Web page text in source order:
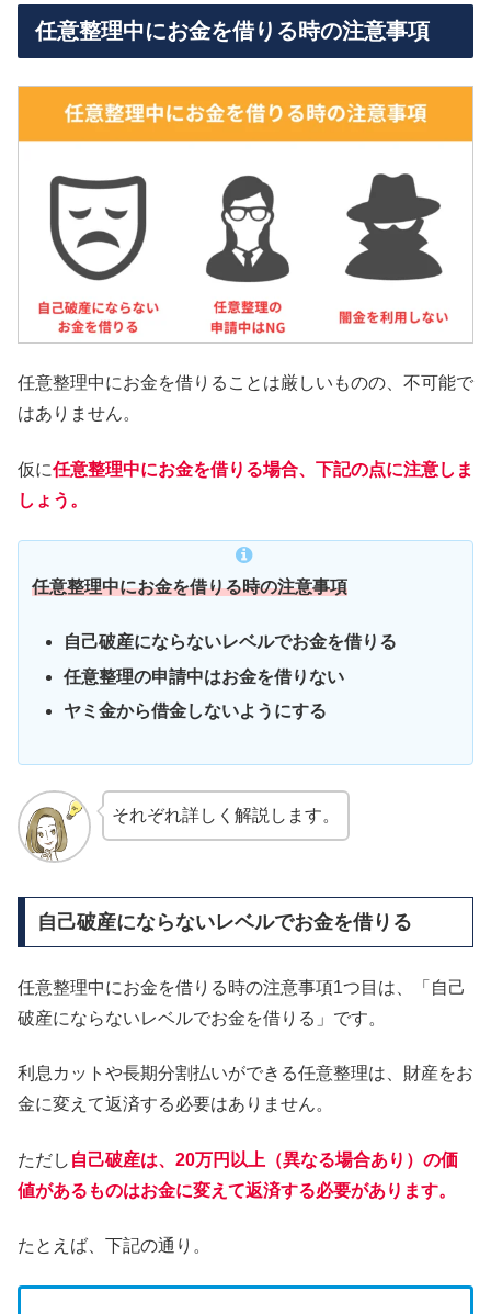
任意整理中にお金を借りる時の注意事項
任意整理中にお金を借りることは厳しいものの、不可能で
はありません。
仮に任意整理中にお金を借りる場合、下記の点に注意しま
しょう。
任意整理中にお金を借りる時の注意事項
自己破産にならないレベルでお金を借りる
任意整理の申請中はお金を借りない
ヤミ金から借金しないようにする
それぞれ詳しく解説します。
自己破産にならないレベルでお金を借りる
任意整理中にお金を借りる時の注意事項1つ目は、「自己
破産にならないレベルでお金を借りる」です。
利息カットや長期分割払いができる任意整理は、財産をお
金に変えて返済する必要はありません。
ただし 自己破産は、20万円以上（異なる場合あり）の価
値があるものはお金に変えて返済する必要があります。
たとえば、下記の通り。